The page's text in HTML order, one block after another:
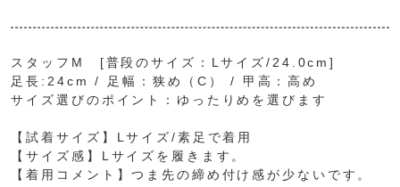
スタッフM [普段のサイズ：Lサイズ/24.0cm]
足長:24cm / 足幅：狭め（C） / 甲高：高め
サイズ選びのポイント：ゆったりめを選びます
【試着サイズ】Lサイズ/素足で着用
【サイズ感】Lサイズを履きます。
【着用コメント】つま先の締め付け感が少ないです。